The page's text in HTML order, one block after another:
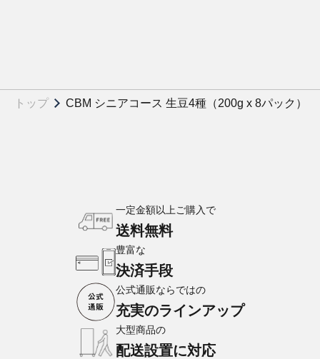
トップ CBM シニアコース 生豆4種（200g x 8パック）
一定金額以上ご購入で
送料無料
豊富な
決済手段
公式通販ならではの
充実のラインアップ
大型商品の
配送設置に対応